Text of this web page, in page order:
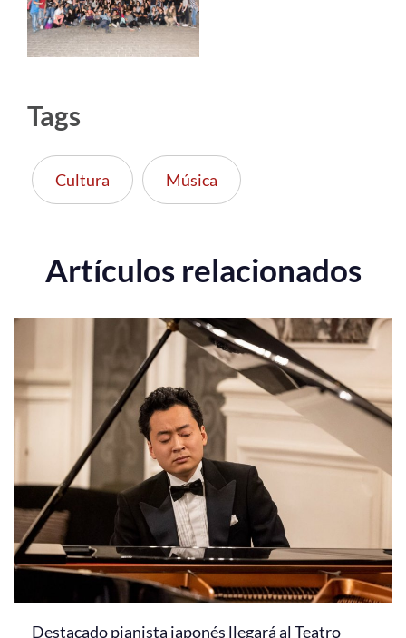
Tags
Cultura Música
Artículos relacionados
Destacado pianista japonés llegará al Teatro